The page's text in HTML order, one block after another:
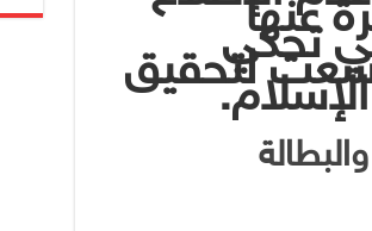
عنها
تحكي
لتحقيق